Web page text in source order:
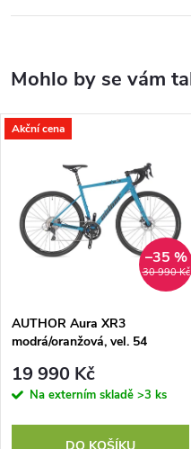
Akční cena
30 990 Kč
–35 %
AUTHOR Aura XR3
modrá/oranžová, vel. 54
19 990 Kč
Na externím skladě >3 ks
DO KOŠÍKU